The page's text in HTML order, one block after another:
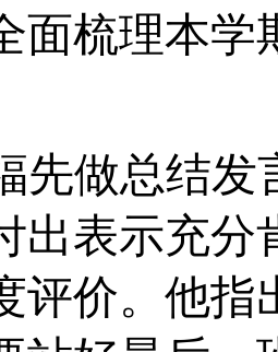
面梳理本学
先做总结发
出表示充分
评价。他指